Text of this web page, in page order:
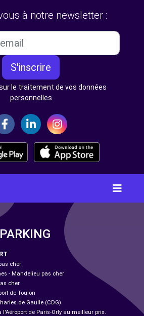
à notre newsletter :
S'inscrire
le traitement de vos données
personnelles
cher
- Mandelieu pas cher
cher
de Toulon
de Gaulle (CDG)
l'Aéroport de Paris-Orly au meilleur prix.